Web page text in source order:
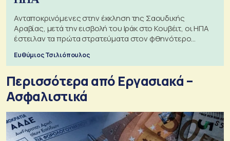
Ανταποκρινόμενες στην έκκληση της Σαουδικής
Αραβίας, μετά την εισβολή του Ιράκ στο Κουβέιτ, οι ΗΠΑ
έστειλαν τα πρώτα στρατεύματα στον φθηνότερο
Ευθύμιος Τσιλιόπουλος
Περισσότερα από Εργασιακά –
Ασφαλιστικά